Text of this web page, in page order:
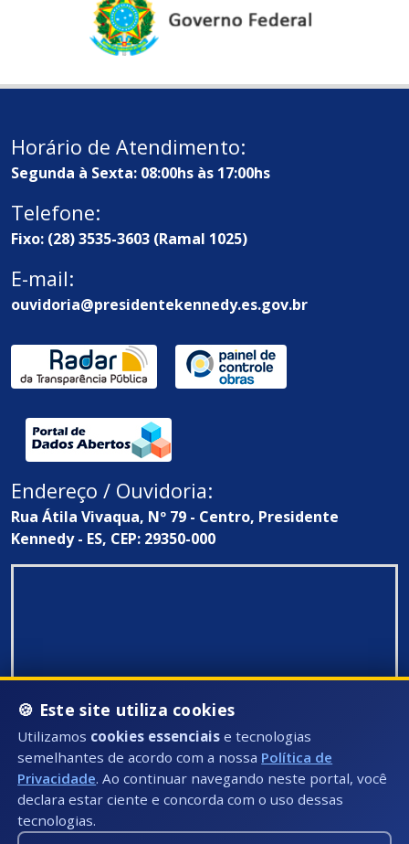
Horário de Atendimento:
Segunda à Sexta: 08:00hs às 17:00hs
Telefone:
Fixo: (28) 3535-3603 (Ramal 1025)
E-mail:
ouvidoria@presidentekennedy.es.gov.br
Endereço / Ouvidoria:
Rua Átila Vivaqua, Nº 79 - Centro, Presidente
Kennedy - ES, CEP: 29350-000
🍪 Este site utiliza cookies
Utilizamos cookies essenciais e tecnologias
semelhantes de acordo com a nossa Política de
Privacidade. Ao continuar navegando neste portal, você
declara estar ciente e concorda com o uso dessas
tecnologias.